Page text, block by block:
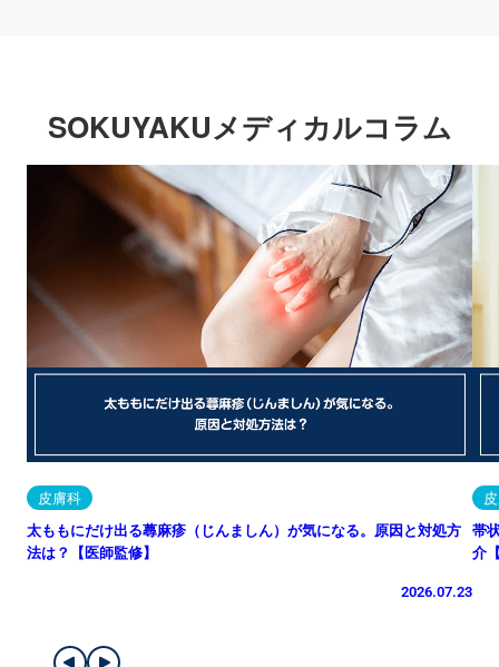
SOKUYAKUメディカルコラム
皮膚科
太ももにだけ出る蕁麻疹（じんましん）が気になる。原因と対処方
法は？【医師監修】
2026.07.23
帯
介